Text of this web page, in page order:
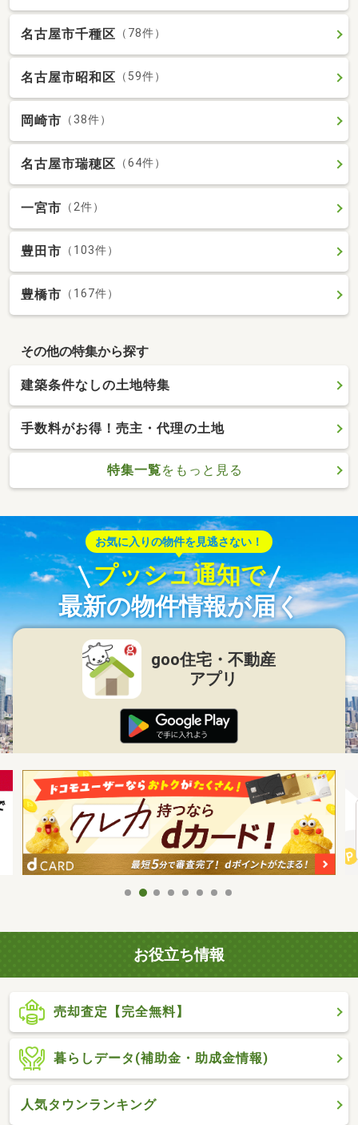
名古屋市千種区 （78件）
名古屋市昭和区 （59件）
岡崎市 （38件）
名古屋市瑞穂区 （64件）
一宮市 （2件）
豊田市 （103件）
豊橋市 （167件）
その他の特集から探す
建築条件なしの土地特集
手数料がお得！売主・代理の土地
特集一覧をもっと見る
お気に入りの物件を見逃さない！
プッシュ通知で
最新の物件情報が届く
goo住宅・不動産
アプリ
お役立ち情報
売却査定【完全無料】
暮らしデータ(補助金・助成金情報)
人気タウンランキング